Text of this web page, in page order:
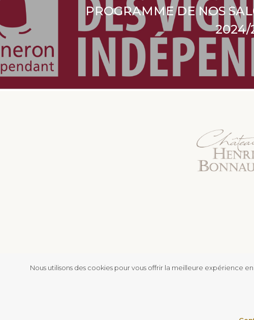
PROGRAMME DE NOS
2024/
L’abus
©
Nous utilisons des cookies pour vous offrir la meilleure